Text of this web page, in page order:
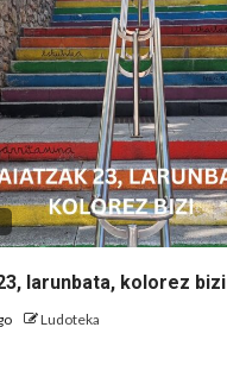
larunbata, kolorez bizi
Ludoteka